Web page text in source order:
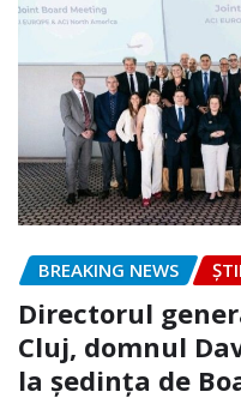
BREAKING NEWS
Directorul
Cluj, domnul
la ședința de